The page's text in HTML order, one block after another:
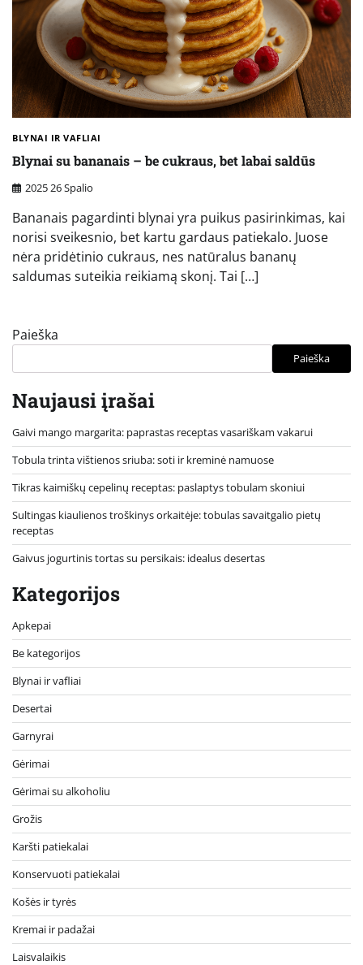
BLYNAI IR VAFLIAI
Blynai su bananais – be cukraus, bet labai saldūs
2025 26 Spalio
Bananais pagardinti blynai yra puikus pasirinkimas, kai
norisi sveikesnio, bet kartu gardaus patiekalo. Juose
nėra pridėtinio cukraus, nes natūralus bananų
saldumas suteikia reikiamą skonį. Tai […]
Paieška
Paieška
Naujausi įrašai
Gaivi mango margarita: paprastas receptas vasariškam vakarui
Tobula trinta vištienos sriuba: soti ir kreminė namuose
Tikras kaimiškų cepelinų receptas: paslaptys tobulam skoniui
Sultingas kiaulienos troškinys orkaitėje: tobulas savaitgalio pietų
receptas
Gaivus jogurtinis tortas su persikais: idealus desertas
Kategorijos
Apkepai
Be kategorijos
Blynai ir vafliai
Desertai
Garnyrai
Gėrimai
Gėrimai su alkoholiu
Grožis
Karšti patiekalai
Konservuoti patiekalai
Košės ir tyrės
Kremai ir padažai
Laisvalaikis